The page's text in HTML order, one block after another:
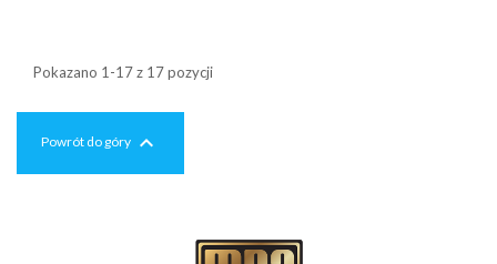
Pokazano 1-17 z 17 pozycji
Powrót do góry 